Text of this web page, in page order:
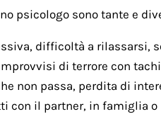
psicologo sono tante e
difficoltà a rilassarsi,
di terrore con
non passa, perdita di
con il partner, in famiglia o